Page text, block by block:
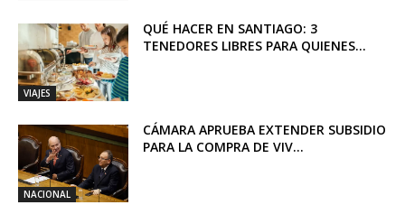
VIAJES
QUÉ HACER EN SANTIAGO: 3
TENEDORES LIBRES PARA QUIENES...
NACIONAL
CÁMARA APRUEBA EXTENDER SUBSIDIO
PARA LA COMPRA DE VIV...